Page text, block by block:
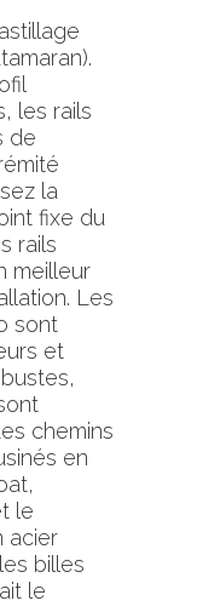
les rails
de
la
fixe du
rails
meilleur
Les
sont
et
chemins
en
le
acier
billes
le